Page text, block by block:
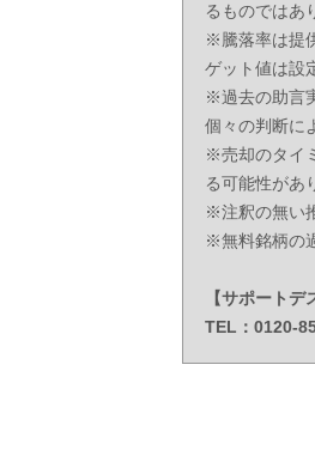
るものではあ
※騰落率は提
ゲット値は設
※過去の助言
個々の判断に
※売却のタイ
る可能性があ
※注釈の無い
※無料銘柄の
【サポートデ
TEL：0120-